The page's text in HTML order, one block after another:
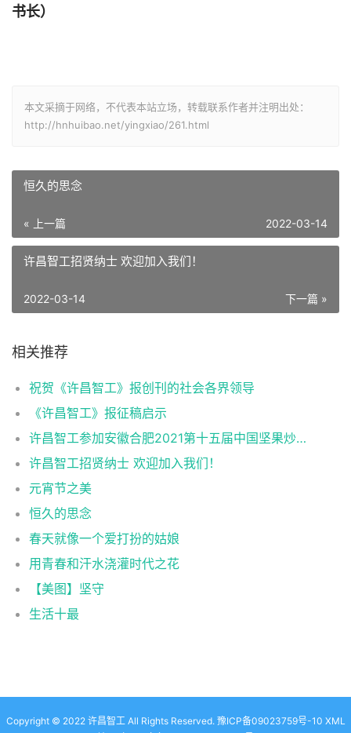
书长）
本文采摘于网络，不代表本站立场，转载联系作者并注明出处：
http://hnhuibao.net/yingxiao/261.html
恒久的思念
« 上一篇 2022-03-14
许昌智工招贤纳士 欢迎加入我们！
下一篇 »
2022-03-14
相关推荐
祝贺《许昌智工》报创刊的社会各界领导
《许昌智工》报征稿启示
许昌智工参加安徽合肥2021第十五届中国坚果炒货展掠影
许昌智工招贤纳士 欢迎加入我们！
元宵节之美
恒久的思念
春天就像一个爱打扮的姑娘
用青春和汗水浇灌时代之花
【美图】坚守
生活十最
Copyright © 2022 许昌智工 All Rights Reserved. 豫ICP备09023759号-10 XML